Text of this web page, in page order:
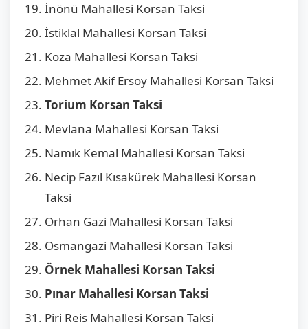
İnönü Mahallesi Korsan Taksi
İstiklal Mahallesi Korsan Taksi
Koza Mahallesi Korsan Taksi
Mehmet Akif Ersoy Mahallesi Korsan Taksi
Torium Korsan Taksi
Mevlana Mahallesi Korsan Taksi
Namık Kemal Mahallesi Korsan Taksi
Necip Fazıl Kısakürek Mahallesi Korsan
Taksi
Orhan Gazi Mahallesi Korsan Taksi
Osmangazi Mahallesi Korsan Taksi
Örnek Mahallesi Korsan Taksi
Pınar Mahallesi Korsan Taksi
Piri Reis Mahallesi Korsan Taksi